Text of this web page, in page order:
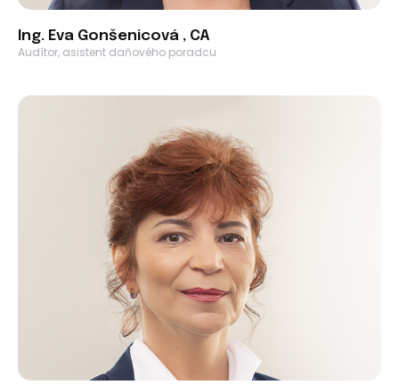
Ing. Eva Gonšenicová , CA
Audítor, asistent daňového poradcu